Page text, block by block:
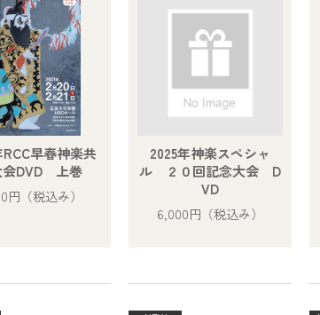
RCC早春神楽共
会DVD 上巻
円 （税込み）
2025年神楽スペシャ
ル ２０回記念大会 D
VD
6,000円 （税込み）